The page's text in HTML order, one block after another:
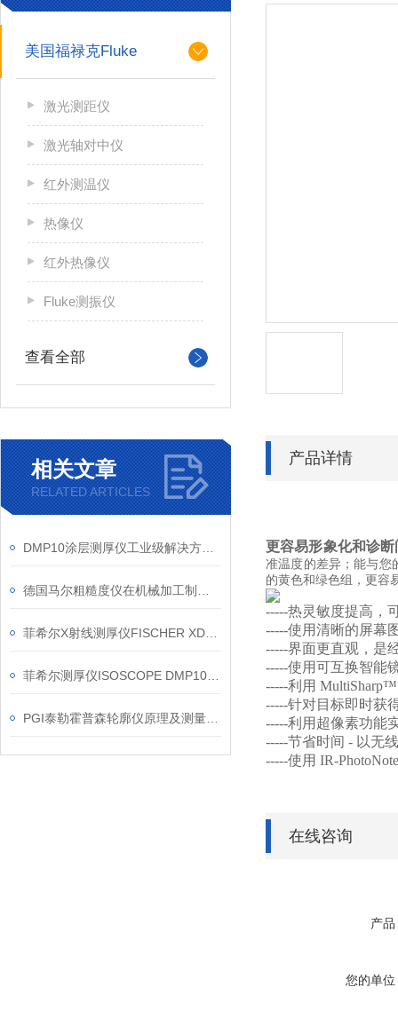
美国福禄克Fluke
激光测距仪
激光轴对中仪
红外测温仪
热像仪
红外热像仪
Fluke测振仪
查看全部
相关文章
RELATED ARTICLES
产品详情
更容易形象化和诊断
准温度的差异；能与您
的黄色和绿色组，更容
-----热灵敏度提高，
-----使用清晰的屏幕
-----界面更直观，是
-----使用可互换智能
-----利用
-----针对目标即时获
-----利用超像素功能
-----节省时间 - 以无
-----使用 IR-
在线咨询
产品
您的单位